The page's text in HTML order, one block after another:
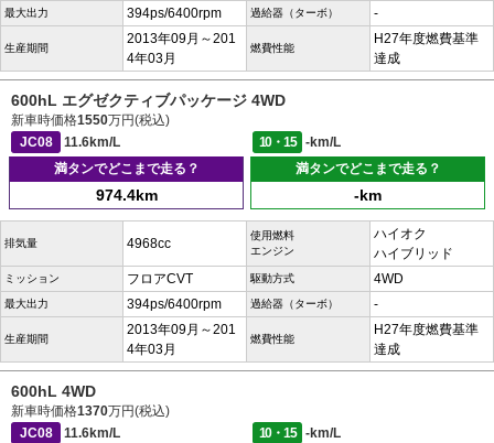
最大出力 394ps/6400rpm 過給器（ターボ） -
生産期間
2013年09月～201
4年03月
燃費性能
H27年度燃費基準
達成
600hL エグゼクティブパッケージ 4WD
新車時価格1550万円(税込)
JC08
11.6km/L 10・15
-km/L
満タンでどこまで走る？
974.4km
満タンでどこまで走る？
-km
排気量 4968cc
使用燃料
エンジン
ハイオク
ハイブリッド
ミッション フロアCVT 駆動方式 4WD
最大出力 394ps/6400rpm 過給器（ターボ） -
生産期間
2013年09月～201
4年03月
燃費性能
H27年度燃費基準
達成
600hL 4WD
新車時価格1370万円(税込)
JC08
11.6km/L 10・15
-km/L